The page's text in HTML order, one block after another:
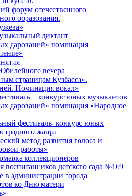
форум отечественного
образования.
диктант
дарований» номинация
вечера
страницам Кузбасса».
Номинация вокал»
– конкурс юных музыкантов
дарований» номинация «Народное
фестиваль- конкурс юных
жанра
метод развития голоса и
работы»
коллекционеров
воспитанников детского сада №169
в администрации города
ко Дню матери